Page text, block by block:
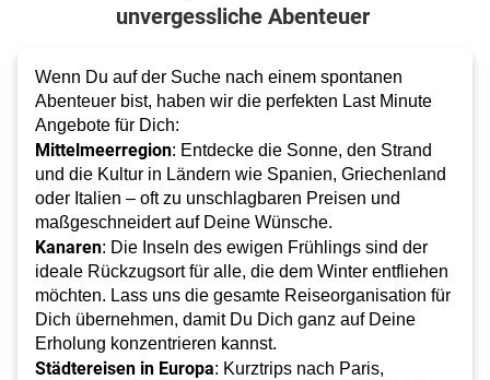
unvergessliche Abenteuer
Wenn Du auf der Suche nach einem spontanen
Abenteuer bist, haben wir die perfekten Last Minute
Angebote für Dich:
Mittelmeerregion: Entdecke die Sonne, den Strand
und die Kultur in Ländern wie Spanien, Griechenland
oder Italien – oft zu unschlagbaren Preisen und
maßgeschneidert auf Deine Wünsche.
Kanaren: Die Inseln des ewigen Frühlings sind der
ideale Rückzugsort für alle, die dem Winter entfliehen
möchten. Lass uns die gesamte Reiseorganisation für
Dich übernehmen, damit Du Dich ganz auf Deine
Erholung konzentrieren kannst.
Städtereisen in Europa: Kurztrips nach Paris,